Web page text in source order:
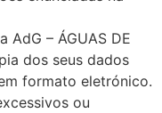
AdG – ÁGUAS DE
dos seus dados
formato eletrónico.
ou